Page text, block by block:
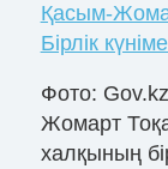
Қасым-
Бірлік
Фото:
Жомарт
халқының